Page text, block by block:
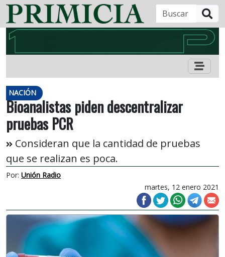
NACIÓN
Bioanalistas piden descentralizar
pruebas PCR
Consideran que la cantidad de pruebas
que se realizan es poca.
Por: Unión Radio
martes, 12 enero 2021